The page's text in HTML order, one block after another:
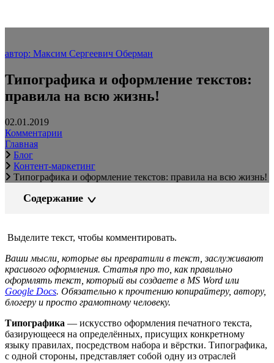
автор: Максим Сергеевич Оберман
Типографика и оформление текстов:
правила на всю жизнь!
02.01.2019
Комментарии
Главная
Блог
Контент-маркетинг
Типографика и оформление текстов: правила на всю жизнь!
Содержание
Выделите текст, чтобы комментировать.
Ваши мысли, которые вы превратили в текст, заслуживают
красивого оформления. Статья про то, как правильно
оформлять текст, который вы создаете в MS Word или
Google Docs. Обязательно к прочтению копирайтеру, автору,
блогеру и просто грамотному человеку.
Типографика — искусство оформления печатного текста,
базирующееся на определённых, присущих конкретному
языку правилах, посредством набора и вёрстки. Типографика,
с одной стороны, представляет собой одну из отраслей